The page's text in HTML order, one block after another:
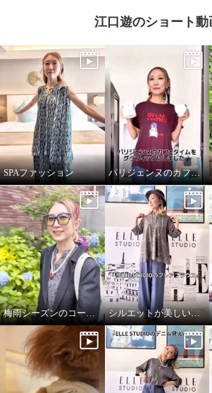
江口遊のショート動
SPAファッション パリジェンヌのカフェタイム
梅雨シーズンのコーディネート シルエットが美しいブラウス